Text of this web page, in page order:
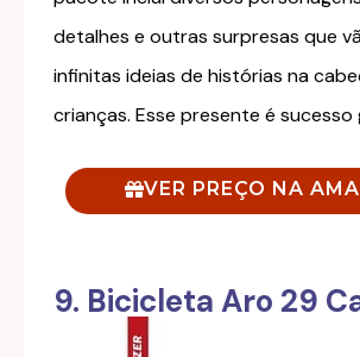
detalhes e outras surpresas que
infinitas ideias de histórias na
crianças. Esse presente é
VER PREÇO NA
9. Bicicleta Aro 29